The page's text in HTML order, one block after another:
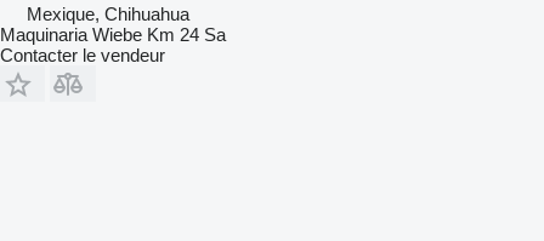
Mexique, Chihuahua
Maquinaria Wiebe Km 24 Sa
Contacter le vendeur